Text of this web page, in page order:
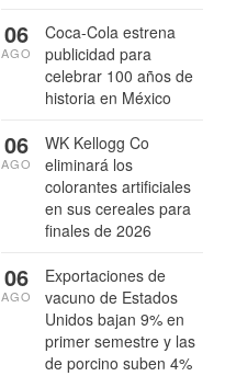
Coca-Cola estrena
publicidad para
celebrar 100 años de
historia en México
06
AGO
WK Kellogg Co
eliminará los
colorantes artificiales
en sus cereales para
finales de 2026
06
AGO
Exportaciones de
vacuno de Estados
Unidos bajan 9% en
primer semestre y las
de porcino suben 4%
06
AGO